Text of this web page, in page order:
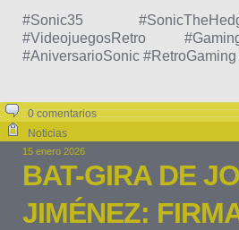
#Sonic35
#VideojuegosRetro
#AniversarioSonic #RetroGaming
0 comentarios
Noticias
15 enero 2026
BAT-GIRA DE
JIMÉNEZ: